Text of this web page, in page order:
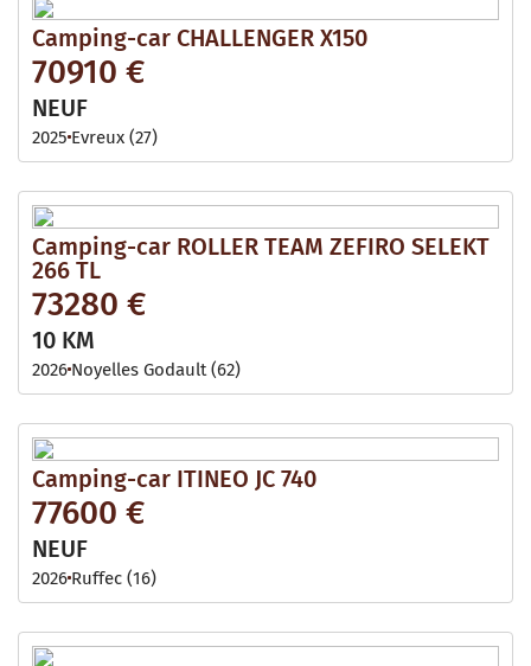
Camping-car CHALLENGER X150
70910 €
NEUF
2025 Evreux (27)
Camping-car ROLLER TEAM ZEFIRO SELEKT
266 TL
73280 €
10 KM
2026 Noyelles Godault (62)
Camping-car ITINEO JC 740
77600 €
NEUF
2026 Ruffec (16)